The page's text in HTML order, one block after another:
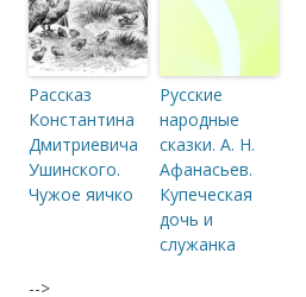
Рассказ
Константина
Дмитриевича
Ушинского.
Чужое яичко
Русские
народные
сказки. А. Н.
Афанасьев.
Купеческая
дочь и
служанка
-->